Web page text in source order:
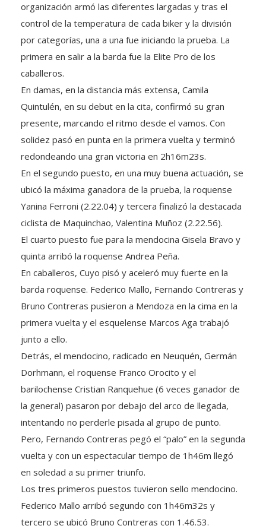
organización armó las diferentes largadas y tras el
control de la temperatura de cada biker y la división
por categorías, una a una fue iniciando la prueba. La
primera en salir a la barda fue la Elite Pro de los
caballeros.
En damas, en la distancia más extensa, Camila
Quintulén, en su debut en la cita, confirmó su gran
presente, marcando el ritmo desde el vamos. Con
solidez pasó en punta en la primera vuelta y terminó
redondeando una gran victoria en 2h16m23s.
En el segundo puesto, en una muy buena actuación, se
ubicó la máxima ganadora de la prueba, la roquense
Yanina Ferroni (2.22.04) y tercera finalizó la destacada
ciclista de Maquinchao, Valentina Muñoz (2.22.56).
El cuarto puesto fue para la mendocina Gisela Bravo y
quinta arribó la roquense Andrea Peña.
En caballeros, Cuyo pisó y aceleró muy fuerte en la
barda roquense. Federico Mallo, Fernando Contreras y
Bruno Contreras pusieron a Mendoza en la cima en la
primera vuelta y el esquelense Marcos Aga trabajó
junto a ello.
Detrás, el mendocino, radicado en Neuquén, Germán
Dorhmann, el roquense Franco Orocito y el
barilochense Cristian Ranquehue (6 veces ganador de
la general) pasaron por debajo del arco de llegada,
intentando no perderle pisada al grupo de punto.
Pero, Fernando Contreras pegó el “palo” en la segunda
vuelta y con un espectacular tiempo de 1h46m llegó
en soledad a su primer triunfo.
Los tres primeros puestos tuvieron sello mendocino.
Federico Mallo arribó segundo con 1h46m32s y
tercero se ubicó Bruno Contreras con 1.46.53.